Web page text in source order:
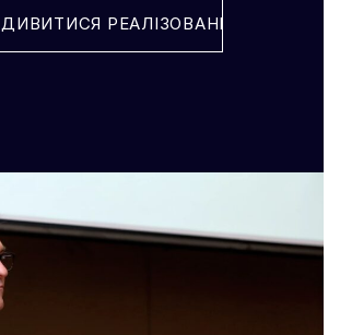
ДИВИТИСЯ РЕАЛІЗОВАНІ ПРОЕКТИ